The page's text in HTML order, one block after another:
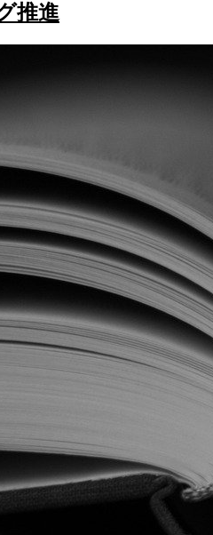
推進